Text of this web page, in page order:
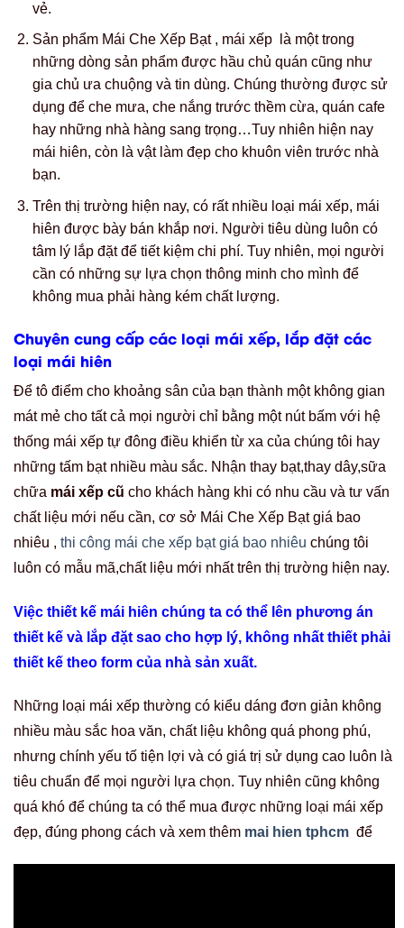
hiên được bày bán khắp nơi. Người tiêu dùng luôn có
tâm lý lắp đặt để tiết kiệm chi phí. Tuy nhiên, mọi người
cần có những sự lựa chọn thông minh cho mình để
không mua phải hàng kém chất lượng.
Chuyên cung cấp các loại mái xếp, lắp đặt các
loại mái hiên
Để tô điểm cho khoảng sân của bạn thành một không gian
mát mẻ cho tất cả mọi người chỉ bằng một nút bấm với hệ
thống mái xếp tự đông điều khiển từ xa của chúng tôi hay
những tấm bạt nhiều màu sắc. Nhận thay bạt,thay dây,sữa
chữamái xếp cũcho khách hàng khi có nhu cầu và tư vấn
chất liệu mới nếu cần, cơ sở Mái Che Xếp Bạt giá bao
thi công mái che xếp bạt giá bao nhiêu
luôn có mẫu mã,chất liệu mới nhất trên thị trường hiện nay.
Việc thiết kế mái hiên chúng ta có thể lên phương án
thiết kế và lắp đặt sao cho hợp lý, không nhất thiết phải
thiết kế theo form của nhà sản xuất.
Những loại mái xếp thường có kiểu dáng đơn giản không
nhiều màu sắc hoa văn, chất liệu không quá phong phú,
nhưng chính yếu tố tiện lợi và có giá trị sử dụng cao luôn là
tiêu chuẩn để mọi người lựa chọn. Tuy nhiên cũng không
đẹp, đúng phong cách và xem thêm mai hien tphcmđể